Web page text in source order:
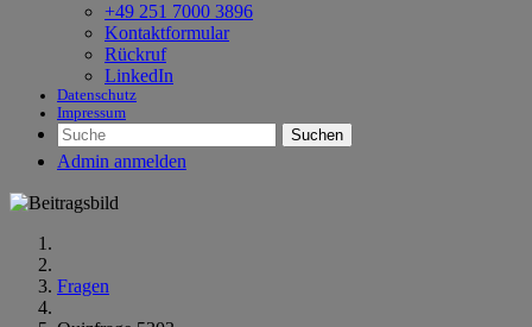
+49 251 7000 3896
Kontaktformular
Rückruf
LinkedIn
Datenschutz
Impressum
Suchen
Admin anmelden
Fragen